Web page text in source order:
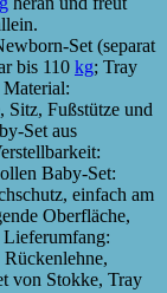
Set (separat
bis 110 kg; Tray
Material:
Sitz, Fußstütze und
Set aus
Baby-Set:
einfach am
Oberfläche,
Lieferumfang:
von Stokke, Tray